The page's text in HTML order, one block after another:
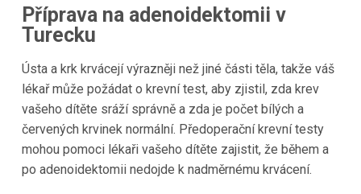
Příprava na adenoidektomii v
Turecku
Ústa a krk krvácejí výrazněji než jiné části těla, takže váš
lékař může požádat o krevní test, aby zjistil, zda krev
vašeho dítěte sráží správně a zda je počet bílých a
červených krvinek normální. Předoperační krevní testy
mohou pomoci lékaři vašeho dítěte zajistit, že během a
po adenoidektomii nedojde k nadměrnému krvácení.